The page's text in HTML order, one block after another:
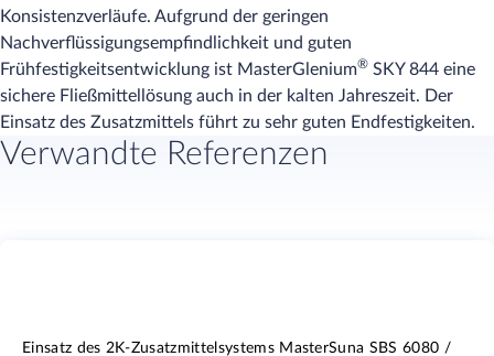
Konsistenzverläufe. Aufgrund der geringen
Nachverflüssigungsempfindlichkeit und guten
Frühfestigkeitsentwicklung ist MasterGlenium® SKY 844 eine
sichere Fließmittellösung auch in der kalten Jahreszeit. Der
Einsatz des Zusatzmittels führt zu sehr guten Endfestigkeiten.
Verwandte Referenzen
Einsatz des 2K-Zusatzmittelsystems MasterSuna SBS 6080 /